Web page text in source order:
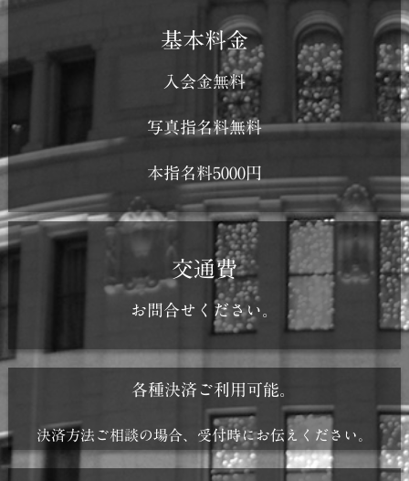
基本料金
入会金無料
写真指名料無料
本指名料5000円
交通費
お問合せください。
各種決済ご利用可能。
決済方法ご相談の場合、受付時にお伝えください。